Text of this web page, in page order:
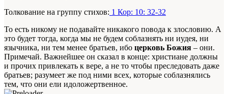
Толкование на группу стихов: 1 Кор: 10: 32-32
То есть никому не подавайте никакого повода к злословию. А
это будет тогда, когда мы не будем соблазнять ни иудея, ни
язычника, ни тем менее братьев, ибо церковь Божия – они.
Примечай. Важнейшее он сказал в конце: христиане должны
и прочих привлекать к вере, а не то чтобы преследовать даже
братьев; разумеет же под ними всех, которые соблазнялись
тем, что они ели идоложертвенное.